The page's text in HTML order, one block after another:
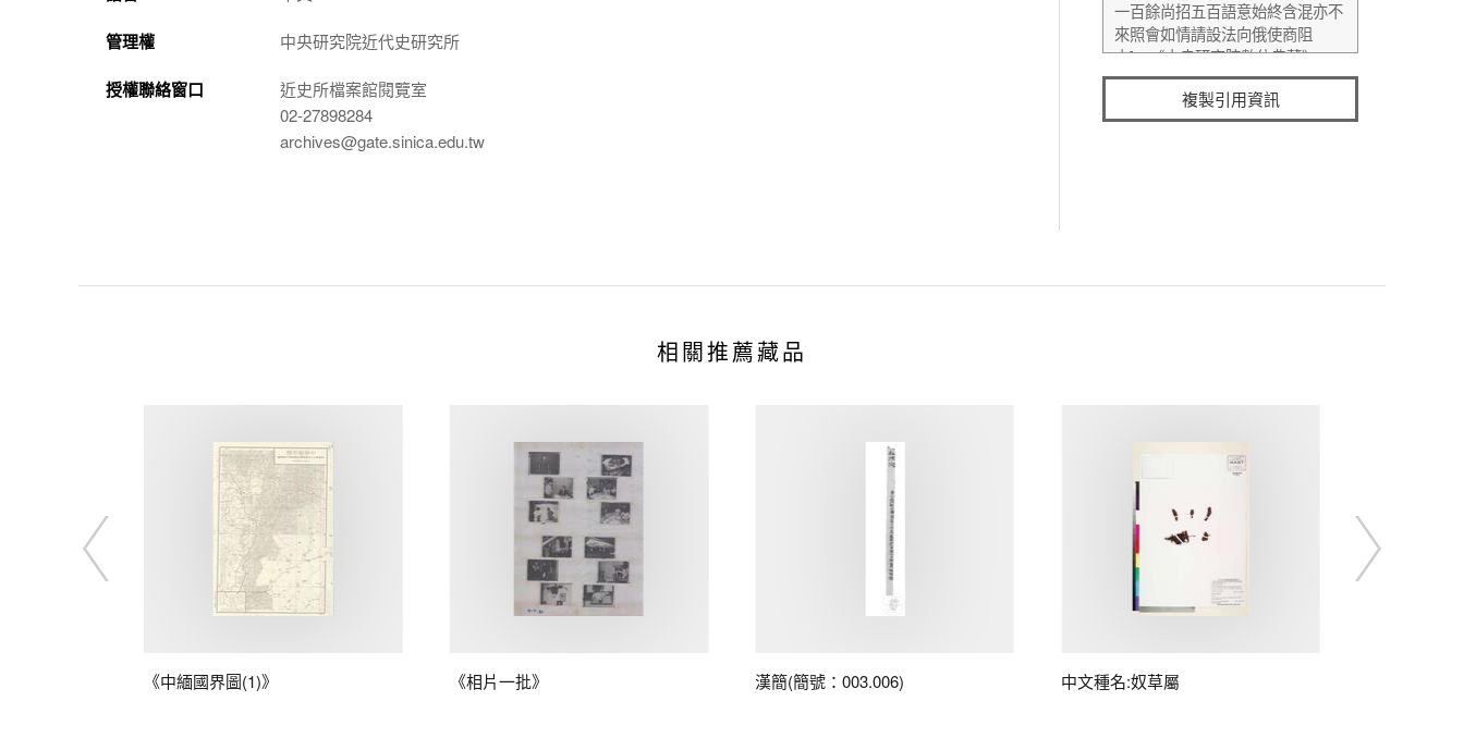
管理權 中央研究院近代史研究所
授權聯絡窗口
近史所檔案館閱覽室
02-27898284
archives@gate.sinica.edu.tw
複製引用資訊
相關推薦藏品
《中緬國界圖(1)》 《相片一批》 漢簡(簡號：003.006) 中文種名:奴草屬